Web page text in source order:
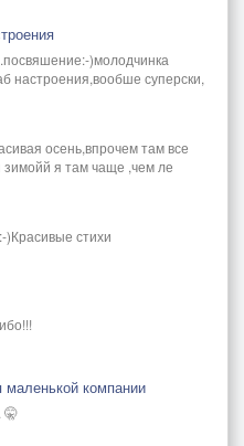
)молодчинка
настроения,вообше суперски,
осень,впрочем там все
зимойй я там чаще ,чем ле
)Красивые стихи
компании
🤫